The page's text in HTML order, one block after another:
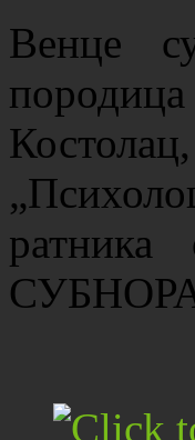
Венце